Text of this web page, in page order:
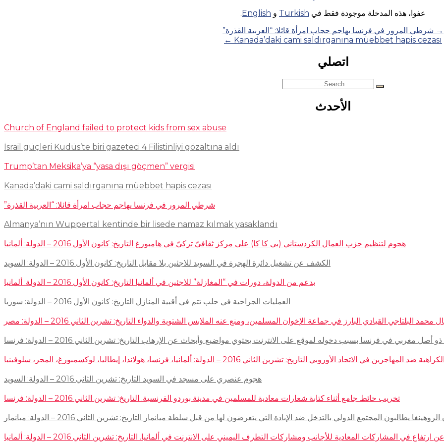
عفوا، هذه المدخلة موجودة فقط في Turkish و English
.
→ شرطي المرور في فرنسا يهاجم حجاب امرأة قائلا: “العربية القذرة”
Kanada’daki cami saldırganına müebbet hapis cezası
←
اتصلي
Search
for:
الأحدث
Church of England failed to protect kids from sex abuse
İsrail güçleri Kudüs’te biri gazeteci 4 Filistinliyi gözaltına aldı
Trump’tan Meksika’ya “yasa dışı göçmen” vergisi
Kanada’daki cami saldırganına müebbet hapis cezası
شرطي المرور في فرنسا يهاجم حجاب امرأة قائلا: “العربية القذرة”
Almanya’nın Wuppertal kentinde bir lisede namaz kılmak yasaklandı
هجوم لتنظيم حزب العمال الكردستاني (بي كا كا) على مركز ثقافيّ تركيّ في هامبورغ التاريخ: كانون الأول 2016 – الدولة: ألمانيا
الكشف عن تشغيل دائرة الهجرة في السويد للاجئين بلا مقابل التاريخ: كانون الأول 2016 – الدولة: السويد
بدعم من الدولة، دورات في “المغازلة” للاجئين في ألمانيا التاريخ: كانون الأول 2016 – الدولة: ألمانيا
العمليات الجراحية في حلب تتم في أقبية المنازل التاريخ: كانون الأول 2016 – الدولة: سوريا
محمد البلتاجي القيادي البارز في جماعة الإخوان المسلمين، ومنع عنه الملابس الشتوية والدواء التاريخ: تشرين الثاني 2016 – الدولة: مصر
مغربي في فرنسا بسبب دخوله لموقع على الانترنت يحتوي مواضيع وأبحاث عن الإرهاب التاريخ: تشرين الثاني 2016 – الدولة: فرنسا
في الاتحاد الأوروبي التاريخ: تشرين الثاني 2016 – الدولة: ألمانيا، فرنسا، هولاندا، إيطاليا، لوكسمبورغ، المجر، سلوفينيا
هجوم عنصري على مسجد في السويد التاريخ: تشرين الثاني 2016 – الدولة: السويد
تخريب حائط جامع أثناء كتابة شعارات معادية للمسلمين في مدينة بوردو الفرنسية. التاريخ: تشرين الثاني 2016 – الدولة: فرنسا
يطالبون المجتمع الدولي بالتدخل ضد الإبادة التي يتعرضون لها من قبل سلطة ميانمار التاريخ: تشرين الثاني 2016 – الدولة: ميانمار
في المشاركات المعادية للأجانب ومشاركات التطرف اليميني على الانترنت في ألمانيا. التاريخ: تشرين الثاني 2016 – الدولة: ألمانيا